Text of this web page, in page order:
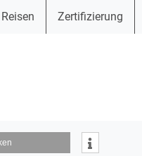
Zertifizierung